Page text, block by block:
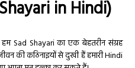
in Hindi)
Sad Shayari का एक बेहतरीन संग्रह
की कठिनाइयों से दुखी हैं हमारी Hindi